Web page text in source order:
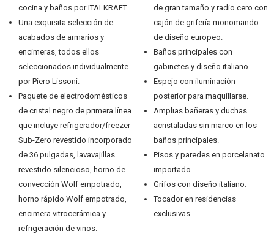
cocina y baños por ITALKRAFT.
Una exquisita selección de
acabados de armarios y
encimeras, todos ellos
seleccionados individualmente
por Piero Lissoni.
Paquete de electrodomésticos
de cristal negro de primera línea
que incluye refrigerador/freezer
Sub-Zero revestido incorporado
de 36 pulgadas, lavavajillas
revestido silencioso, horno de
convección Wolf empotrado,
horno rápido Wolf empotrado,
encimera vitrocerámica y
refrigeración de vinos.
de gran tamaño y radio cero con
cajón de grifería monomando
de diseño europeo.
Baños principales con
gabinetes y diseño italiano.
Espejo con iluminación
posterior para maquillarse.
Amplias bañeras y duchas
acristaladas sin marco en los
baños principales.
Pisos y paredes en porcelanato
importado.
Grifos con diseño italiano.
Tocador en residencias
exclusivas.